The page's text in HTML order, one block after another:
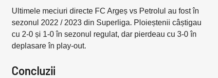
Ultimele meciuri directe FC Argeș vs Petrolul au fost în
sezonul 2022 / 2023 din Superliga. Ploieștenii câștigau
cu 2-0 și 1-0 în sezonul regulat, dar pierdeau cu 3-0 în
deplasare în play-out.
Concluzii